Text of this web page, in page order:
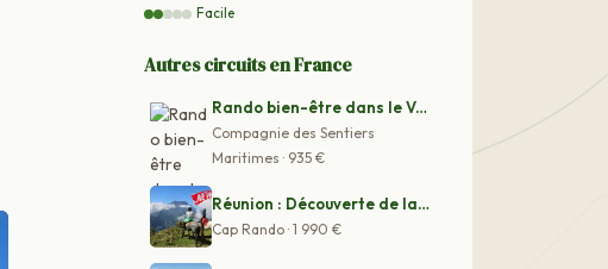
Facile
Autres circuits en France
Rando bien-être dans le Vercors
Compagnie des Sentiers
Maritimes · 935 €
Réunion : Découverte de la Réunion à cheval
Cap Rando · 1 990 €